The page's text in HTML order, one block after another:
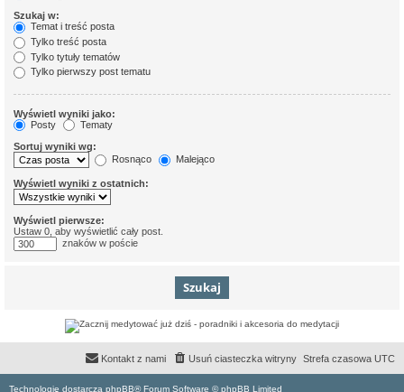
Szukaj w:
Temat i treść posta
Tylko treść posta
Tylko tytuły tematów
Tylko pierwszy post tematu
Wyświetl wyniki jako:
Posty
Tematy
Sortuj wyniki wg:
Rosnąco
Malejąco
Wyświetl wyniki z ostatnich:
Wyświetl pierwsze:
Ustaw 0, aby wyświetlić cały post.
znaków w poście
Strefa czasowa UTC
Usuń ciasteczka witryny
Kontakt z nami
Technologię dostarcza phpBB® Forum Software © phpBB Limited